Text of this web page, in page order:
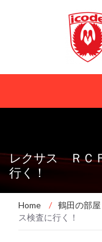
レクサス ＲＣ
行く！
Home / 鶴田の部屋
ス検査に行く！